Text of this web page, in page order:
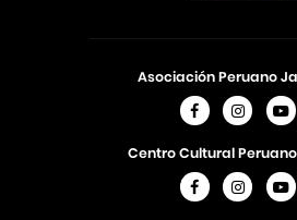
Asociación Peruano
Centro Cultural